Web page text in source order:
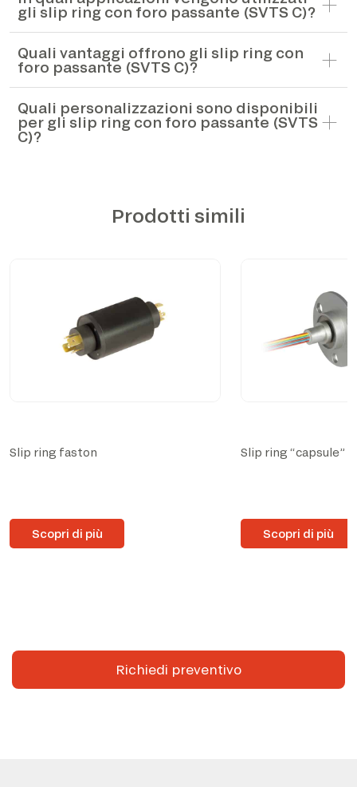
gli slip ring con foro passante (SVTS C)?
Quali vantaggi offrono gli slip ring con
foro passante (SVTS C)?
Quali personalizzazioni sono disponibili
per gli slip ring con foro passante (SVTS
C)?
Prodotti simili
Slip ring faston
Scopri di più
Slip ring “capsule”
Scopri di più
Richiedi preventivo